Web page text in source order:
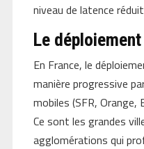
niveau de latence
Le
En France, le
manière progressive
mobiles (SFR, Orange,
Ce sont les grandes
agglomérations qui